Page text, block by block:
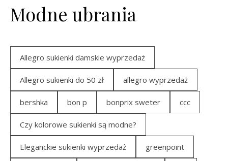
Modne ubrania
Allegro sukienki damskie wyprzedaż
Allegro sukienki do 50 zł allegro wyprzedaż
bershka bon p bonprix sweter ccc
Czy kolorowe sukienki są modne?
Eleganckie sukienki wyprzedaż greenpoint